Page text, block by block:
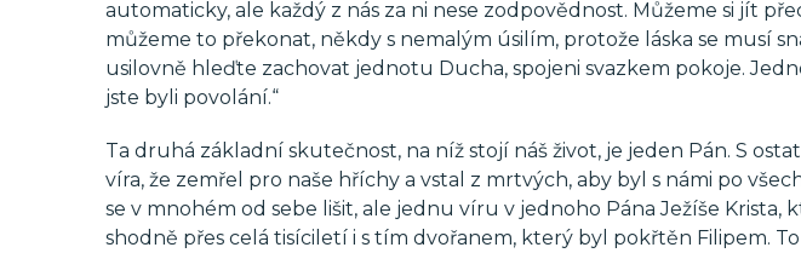
automaticky, ale každý z nás za ni nese zodpovědnost. Můžeme si jít
můžeme to překonat, někdy s nemalým úsilím, protože láska se musí
usilovně hleďte zachovat jednotu Ducha, spojeni svazkem pokoje.
jste byli povolání.“
Ta druhá základní skutečnost, na níž stojí náš život, je jeden Pán. S
víra, že zemřel pro naše hříchy a vstal z mrtvých, aby byl s námi po
se v mnohém od sebe lišit, ale jednu víru v jednoho Pána Ježíše Krista,
shodně přes celá tisíciletí i s tím dvořanem, který byl pokřtěn Filipem.